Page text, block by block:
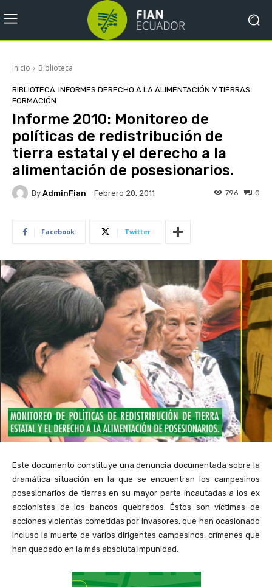
Inicio Biblioteca
BIBLIOTECA INFORMES DERECHO A LA ALIMENTACIÓN Y TIERRAS
FORMACIÓN
Informe 2010: Monitoreo de
políticas de redistribución de
tierra estatal y el derecho a la
alimentación de posesionarios.
By AdminFian Febrero 20, 2011 0
796
Facebook Twitter
Este documento constituye una denuncia documentada sobre la
dramática situación en la que se encuentran los campesinos
posesionarios de tierras en su mayor parte incautadas a los ex
accionistas de los bancos quebrados. Éstos son víctimas de
acciones violentas cometidas por invasores, que han ocasionado
incluso la muerte de varios dirigentes campesinos, crímenes que
han quedado en la más absoluta impunidad.